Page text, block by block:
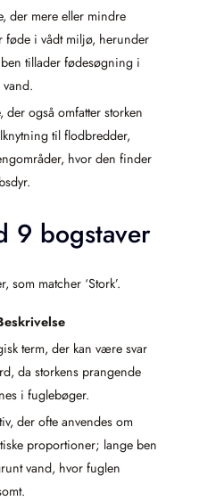
der mere eller mindre
føde i vådt miljø, herunder
tillader fødesøgning i
også omfatter storken
til flodbredder,
hvor den finder
9 bogstaver
matcher ‘Stork’.
term, der kan være svar
da storkens prangende
i fuglebøger.
der ofte anvendes om
proportioner; lange ben
vand, hvor fuglen